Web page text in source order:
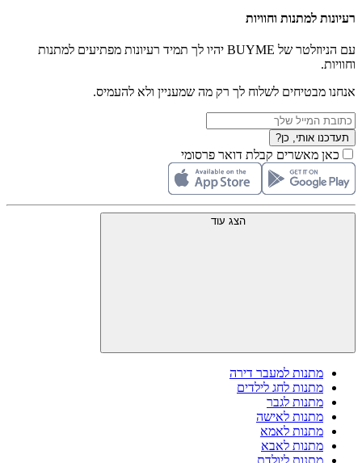
רעיונות למתנות וחוויות
עם הניוזלטר של BUYME יהיו לך תמיד רעיונות מפתיעים למתנות
וחוויות.
אנחנו מבטיחים לשלוח לך רק מה שמעניין ולא להעמיס.
תעדכנו אותי, כן?
כאן מאשרים קבלת דואר פרסומי
הצג עוד
מתנות למעבר דירה
מתנות לחג לילדים
מתנות לגבר
מתנות לאישה
מתנות לאמא
מתנות לאבא
מתנות ליולדת